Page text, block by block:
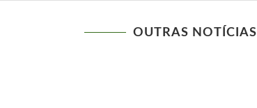
OUTRAS NOTÍCIAS